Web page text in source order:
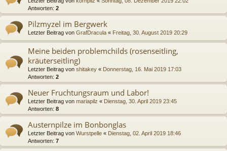
Antworten: 2
Pilzmyzel im Bergwerk
Letzter Beitrag von GrafDracula « Freitag, 30. August 2019 20:29
Meine beiden problemchilds (rosenseitling,
kräuterseitling)
Letzter Beitrag von shitakey « Donnerstag, 16. Mai 2019 17:03
Antworten: 2
Neuer Fruchtungsraum und Labor!
Letzter Beitrag von mariapilz « Dienstag, 30. April 2019 23:45
Antworten: 8
Austernpilze im Bonbonglas
Letzter Beitrag von Wurstpelle « Dienstag, 02. April 2019 18:46
Antworten: 7